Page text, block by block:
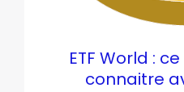
ETF World :
connaitre